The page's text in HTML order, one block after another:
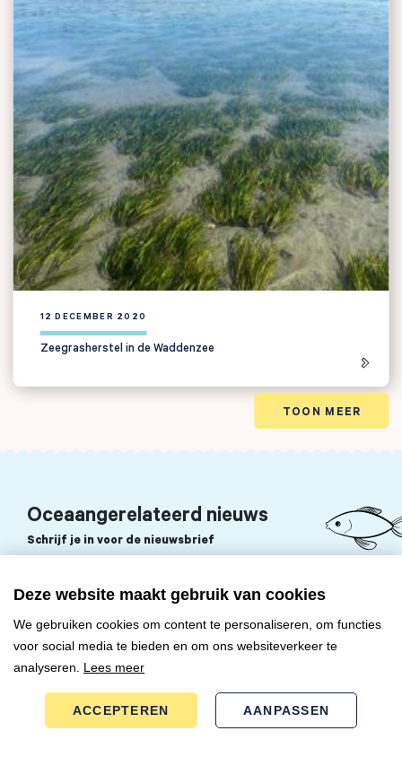
Deze website maakt gebruik van cookies
We gebruiken cookies om content te personaliseren, om functies
voor social media te bieden en om ons websiteverkeer te
analyseren. Lees meer
ACCEPTEREN AANPASSEN
12 DECEMBER 2020
Zeegrasherstel in de Waddenzee
TOON MEER
Oceaangerelateerd nieuws
Schrijf je in voor de nieuwsbrief